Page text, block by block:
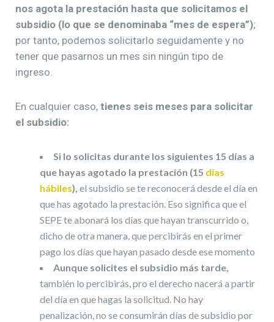
nos agota la prestación hasta que solicitamos el
subsidio (lo que se denominaba “mes de espera”);
por tanto, podemos solicitarlo seguidamente y no
tener que pasarnos un mes sin ningún tipo de
ingreso.
En cualquier caso, tienes seis meses para solicitar
el subsidio:
Si lo solicitas durante los siguientes 15 días a
que hayas agotado la prestación (15 días
hábiles), el subsidio se te reconocerá desde el día en
que has agotado la prestación. Eso significa que el
SEPE te abonará los días que hayan transcurrido o,
dicho de otra manera, que percibirás en el primer
pago los días que hayan pasado desde ese momento
Aunque solicites el subsidio más tarde,
también lo percibirás, pro el derecho nacerá a partir
del día en que hagas la solicitud. No hay
penalización, no se consumirán días de subsidio por